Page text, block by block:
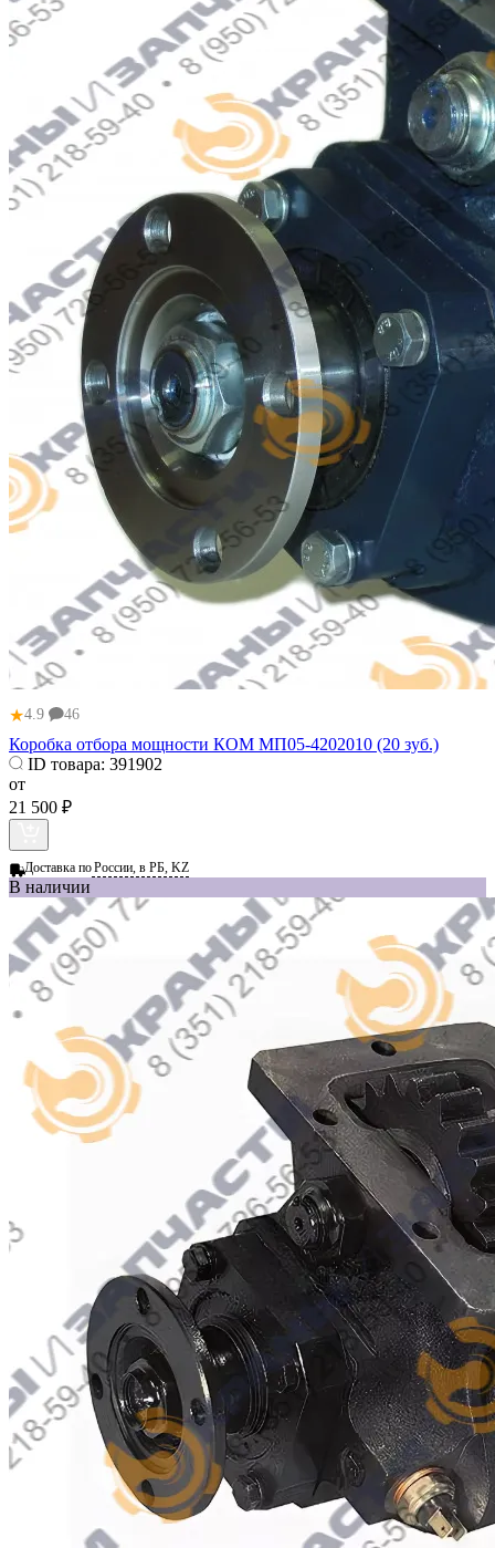
★4.9 46
Коробка отбора мощности КОМ МП05-4202010 (20 зуб.)
ID товара: 391902
от
21 500 ₽
Доставка поРоссии, в РБ, KZ
В наличии